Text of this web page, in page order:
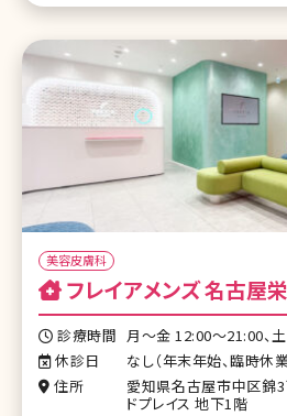
美容皮膚科
フレイアメンズ 名古屋
診療時間 月～金 12:00～21:00、
休診日
なし（年末年始、臨時休
住所
愛知県名古屋市中区錦
ドプレイス 地下1階